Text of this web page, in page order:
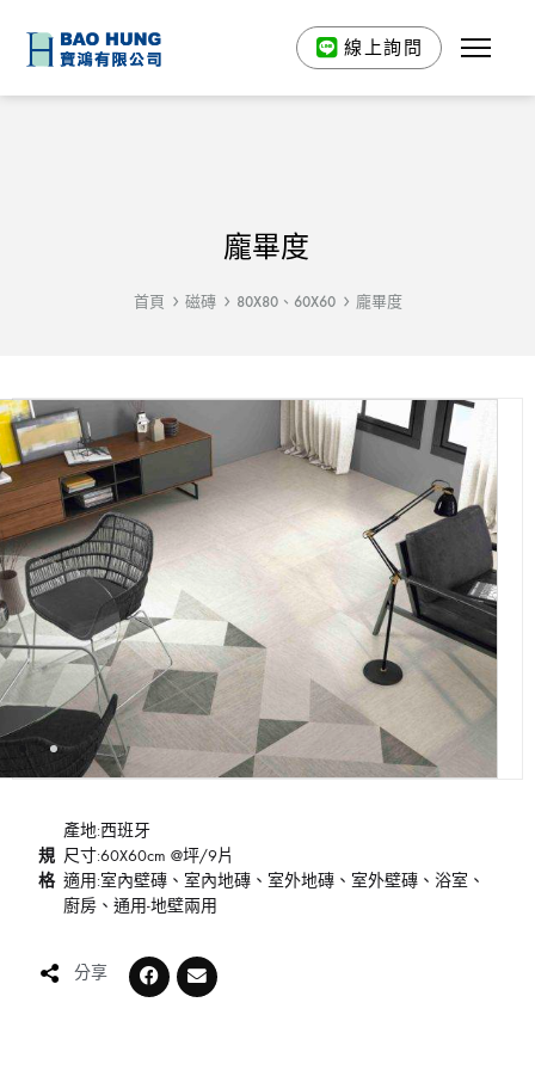
線上詢問
龐畢度
首頁 磁磚 80X80、60X60 龐畢度
規
格
產地:西班牙
尺寸:60X60cm @坪/9片
適用:室內壁磚、室內地磚、室外地磚、室外壁磚、浴室、
廚房、通用-地壁兩用
分享